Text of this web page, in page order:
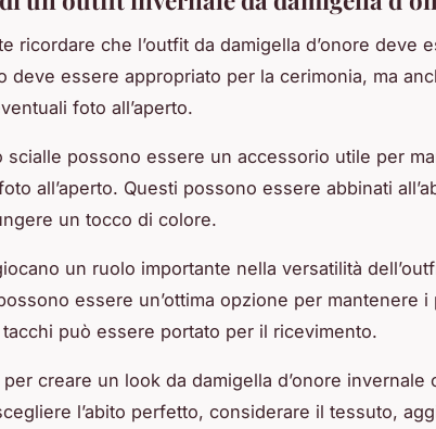
ricordare che l’outfit da damigella d’onore deve
deve essere appropriato per la cerimonia, ma
foto all’aperto.
scialle possono essere un accessorio utile per
all’aperto. Questi possono essere abbinati
un tocco di colore.
un ruolo importante nella versatilità
essere un’ottima opzione per mantenere i
può essere portato per il ricevimento.
creare un look da damigella d’onore invernale
l’abito perfetto, considerare il tessuto,